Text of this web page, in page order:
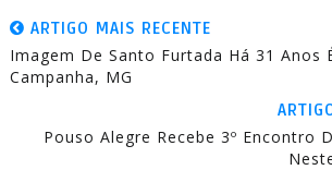
ARTIGO MAIS RECENTE
Imagem De Santo Furtada Há 31 Anos
Campanha, MG
Pouso Alegre Recebe 3º Encontro